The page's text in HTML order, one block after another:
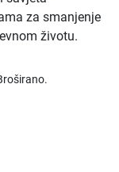
za smanjenje
životu.